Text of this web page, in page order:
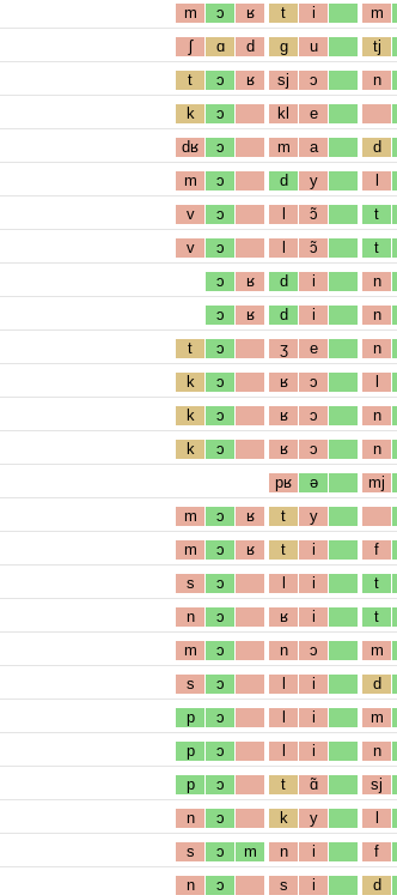
m ɔ ʁ t i m
ʃ ɑ d g u tj
t ɔ ʁ sj ɔ n
k ɔ kl e
dʁ ɔ m a d
m ɔ d y l
v ɔ l ɔ̃ t
v ɔ l ɔ̃ t
ɔ ʁ d i n
ɔ ʁ d i n
t ɔ ʒ e n
k ɔ ʁ ɔ l
k ɔ ʁ ɔ n
k ɔ ʁ ɔ n
pʁ ə mj
m ɔ ʁ t y
m ɔ ʁ t i f
s ɔ l i t
n ɔ ʁ i t
m ɔ n ɔ m
s ɔ l i d
p ɔ l i m
p ɔ l i n
p ɔ t ɑ̃ sj
n ɔ k y l
s ɔ m n i f
n ɔ s i d